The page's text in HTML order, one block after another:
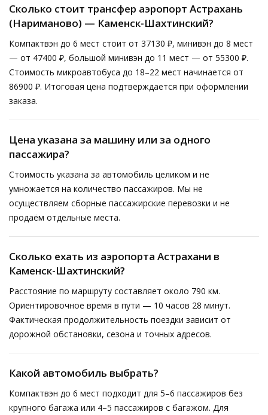
Сколько стоит трансфер аэропорт Астрахань
(Нариманово) — Каменск-Шахтинский?
Компактвэн до 6 мест стоит от 37130 ₽, минивэн до 8 мест
— от 47400 ₽, большой минивэн до 11 мест — от 55300 ₽.
Стоимость микроавтобуса до 18–22 мест начинается от
86900 ₽. Итоговая цена подтверждается при оформлении
заказа.
Цена указана за машину или за одного
пассажира?
Стоимость указана за автомобиль целиком и не
умножается на количество пассажиров. Мы не
осуществляем сборные пассажирские перевозки и не
продаём отдельные места.
Сколько ехать из аэропорта Астрахани в
Каменск-Шахтинский?
Расстояние по маршруту составляет около 790 км.
Ориентировочное время в пути — 10 часов 28 минут.
Фактическая продолжительность поездки зависит от
дорожной обстановки, сезона и точных адресов.
Какой автомобиль выбрать?
Компактвэн до 6 мест подходит для 5–6 пассажиров без
крупного багажа или 4–5 пассажиров с багажом. Для